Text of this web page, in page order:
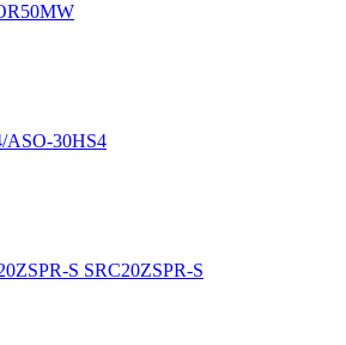
30HS4
S SRC20ZSPR-S